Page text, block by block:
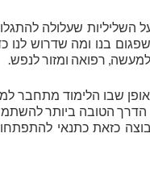
השליליות שעלולה
בנו ומה שדרוש לנו
למעשה, רפואה ומזור לנפש.
שבו הלימוד מתחבר
הדרך הטובה ביותר
כזאת כתנאי